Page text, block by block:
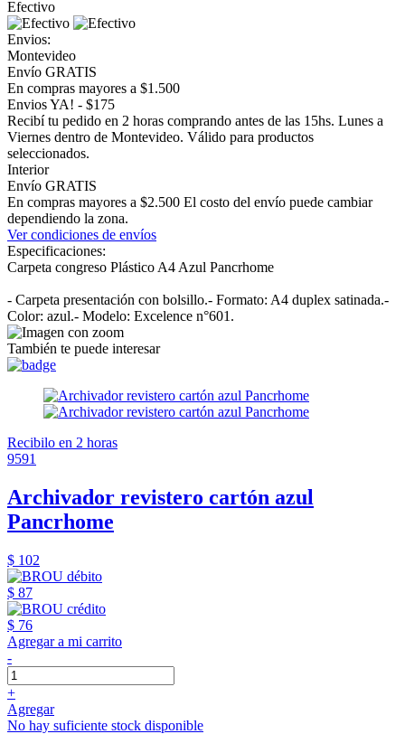
Efectivo
Envios:
Montevideo
Envío GRATIS
En compras mayores a $1.500
Envios YA! - $175
Recibí tu pedido en 2 horas comprando antes de las 15hs. Lunes a
Viernes dentro de Montevideo. Válido para productos
seleccionados.
Interior
Envío GRATIS
En compras mayores a $2.500 El costo del envío puede cambiar
dependiendo la zona.
Ver condiciones de envíos
Especificaciones:
Carpeta congreso Plástico A4 Azul Pancrhome
- Carpeta presentación con bolsillo.- Formato: A4 duplex satinada.-
Color: azul.- Modelo: Excelence n°601.
También te puede interesar
Recibilo en 2 horas
9591
Archivador revistero cartón azul
Pancrhome
$ 102
$ 87
$ 76
Agregar a mi carrito
-
+
Agregar
No hay suficiente stock disponible